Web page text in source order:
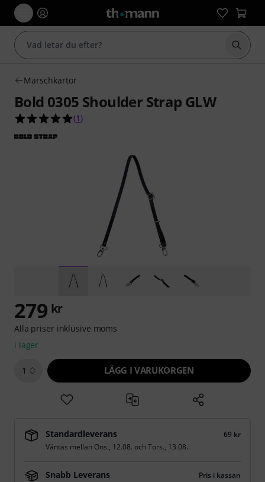
Börja
Marschkartor
Bold 0305 Shoulder Strap GLW
5.0 av 5 stjärnor från 1 kundbetyg
(1 )
279 kr
Alla priser inklusive moms
i lager
1 LÄGG I VARUKORGEN
Standardleverans
69 kr
Väntas mellan Ons., 12.08. ochTors., 13.08..
Snabb Leverans
Pris i kassan